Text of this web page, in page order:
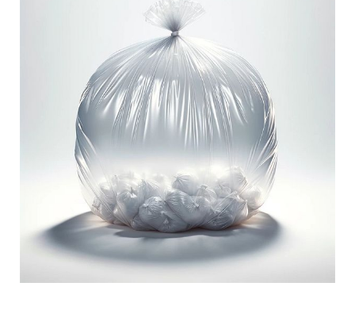
Onze zakken
Over ons
Merken
Duurzaamheid